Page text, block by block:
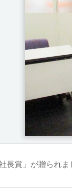
長賞」が贈られま